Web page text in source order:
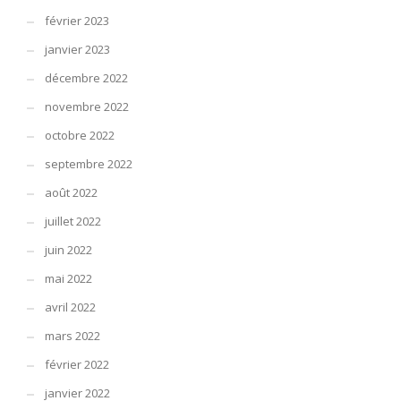
février 2023
janvier 2023
décembre 2022
novembre 2022
octobre 2022
septembre 2022
août 2022
juillet 2022
juin 2022
mai 2022
avril 2022
mars 2022
février 2022
janvier 2022